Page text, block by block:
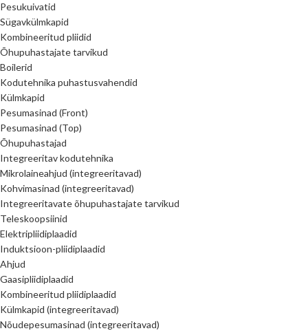
Pesukuivatid
Sügavkülmkapid
Kombineeritud pliidid
Õhupuhastajate tarvikud
Boilerid
Kodutehnika puhastusvahendid
Külmkapid
Pesumasinad (Front)
Pesumasinad (Top)
Õhupuhastajad
Integreeritav kodutehnika
Mikrolaineahjud (integreeritavad)
Kohvimasinad (integreeritavad)
Integreeritavate õhupuhastajate tarvikud
Teleskoopsiinid
Elektripliidiplaadid
Induktsioon-pliidiplaadid
Ahjud
Gaasipliidiplaadid
Kombineeritud pliidiplaadid
Külmkapid (integreeritavad)
Nõudepesumasinad (integreeritavad)